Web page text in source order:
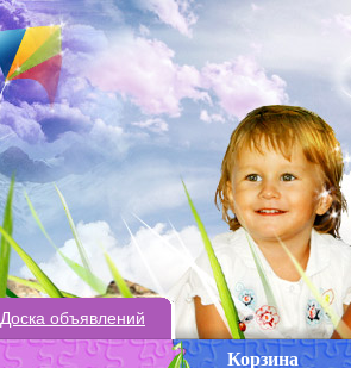
Доска объявлений
Корзина